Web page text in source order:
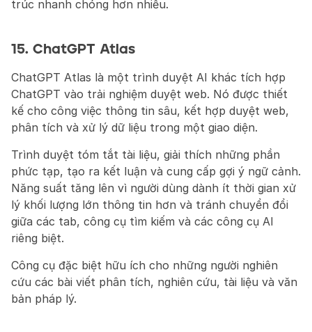
trúc nhanh chóng hơn nhiều.
15. ChatGPT Atlas
ChatGPT Atlas là một trình duyệt AI khác tích hợp
ChatGPT vào trải nghiệm duyệt web. Nó được thiết
kế cho công việc thông tin sâu, kết hợp duyệt web,
phân tích và xử lý dữ liệu trong một giao diện.
Trình duyệt tóm tắt tài liệu, giải thích những phần
phức tạp, tạo ra kết luận và cung cấp gợi ý ngữ cảnh.
Năng suất tăng lên vì người dùng dành ít thời gian xử
lý khối lượng lớn thông tin hơn và tránh chuyển đổi
giữa các tab, công cụ tìm kiếm và các công cụ AI
riêng biệt.
Công cụ đặc biệt hữu ích cho những người nghiên
cứu các bài viết phân tích, nghiên cứu, tài liệu và văn
bản pháp lý.